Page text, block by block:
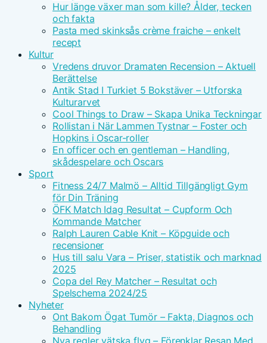
Hur länge växer man som kille? Ålder, tecken
och fakta
Pasta med skinksås crème fraiche – enkelt
recept
Kultur
Vredens druvor Dramaten Recension – Aktuell
Berättelse
Antik Stad I Turkiet 5 Bokstäver – Utforska
Kulturarvet
Cool Things to Draw – Skapa Unika Teckningar
Rollistan i När Lammen Tystnar – Foster och
Hopkins i Oscar-roller
En officer och en gentleman – Handling,
skådespelare och Oscars
Sport
Fitness 24/7 Malmö – Alltid Tillgängligt Gym
för Din Träning
ÖFK Match Idag Resultat – Cupform Och
Kommande Matcher
Ralph Lauren Cable Knit – Köpguide och
recensioner
Hus till salu Vara – Priser, statistik och marknad
2025
Copa del Rey Matcher – Resultat och
Spelschema 2024/25
Nyheter
Ont Bakom Ögat Tumör – Fakta, Diagnos och
Behandling
Nya regler vätska flyg – Förenklar Resan Med